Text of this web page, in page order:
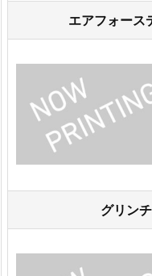
エアフォー
グリ